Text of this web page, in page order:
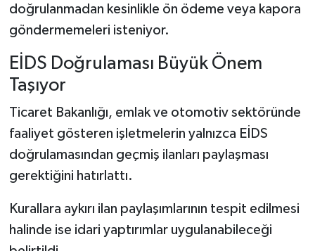
doğrulanmadan kesinlikle ön ödeme veya kapora
göndermemeleri isteniyor.
EİDS Doğrulaması Büyük Önem
Taşıyor
Ticaret Bakanlığı, emlak ve otomotiv sektöründe
faaliyet gösteren işletmelerin yalnızca EİDS
doğrulamasından geçmiş ilanları paylaşması
gerektiğini hatırlattı.
Kurallara aykırı ilan paylaşımlarının tespit edilmesi
halinde ise idari yaptırımlar uygulanabileceği